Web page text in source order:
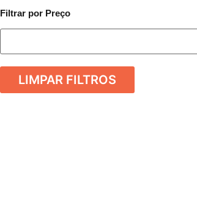
Filtrar por Preço
LIMPAR FILTROS